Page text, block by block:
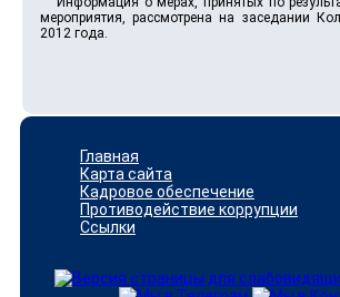
мероприятия, рассмотрена на заседании
2012 года.
Главная
Карта сайта
Кадровое обеспечение
Противодействие коррупции
Ссылки